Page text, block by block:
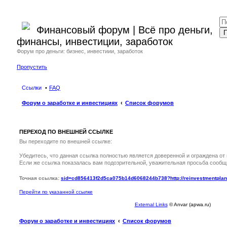
Финансовый форум | Всё про деньги,
финансы, инвестиции, заработок
Форум про деньги: бизнес, инвестиии, заработок
Пропустить
Ссылки FAQ
Форум о заработке и инвестициях Список форумов
ПЕРЕХОД ПО ВНЕШНЕЙ ССЫЛКЕ
Вы переходите по внешней ссылке:
Убедитесь, что данная ссылка полностью является доверенной и ограждена
Если же ссылка показалась вам подозрительной, уважительная просьба
Точная ссылка: sid=cd856413f2d5ca075b14d6068244b738?http://
Перейти по указанной ссылке
External Links© Anvar (apwa.ru)
Форум о заработке и инвестициях Список форумов